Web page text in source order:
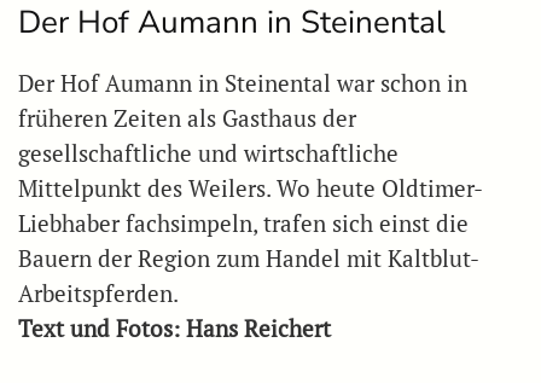
Der Hof Aumann in Steinental
Der Hof Aumann in Steinental war schon in
früheren Zeiten als Gasthaus der
gesellschaftliche und wirtschaftliche
Mittelpunkt des Weilers. Wo heute Oldtimer-
Liebhaber fachsimpeln, trafen sich einst die
Bauern der Region zum Handel mit Kaltblut-
Arbeitspferden.
Text und Fotos: Hans Reichert